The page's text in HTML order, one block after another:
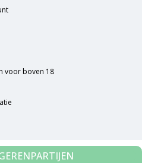
voor boven 18